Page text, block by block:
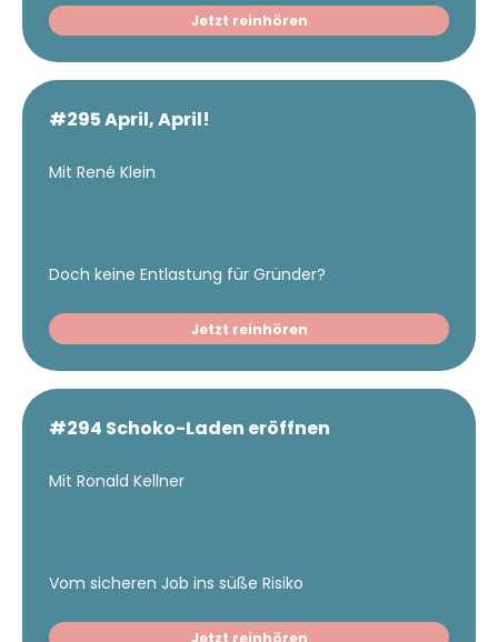
Jetzt reinhören
#295 April, April!
Mit René Klein
Doch keine Entlastung für Gründer?
Jetzt reinhören
#294 Schoko-Laden eröffnen
Mit Ronald Kellner
Vom sicheren Job ins süße Risiko
Jetzt reinhören